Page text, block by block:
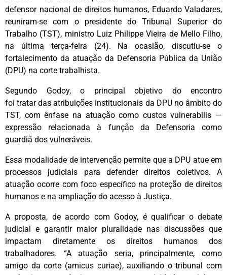
defensor nacional de direitos humanos, Eduardo Valadares,
reuniram-se com o presidente do Tribunal Superior do
Trabalho (TST), ministro Luiz Philippe Vieira de Mello Filho,
na última terça-feira (24). Na ocasião, discutiu-se o
fortalecimento da atuação da Defensoria Pública da União
(DPU) na corte trabalhista.
Segundo Godoy, o principal objetivo do encontro
foi tratar das atribuições institucionais da DPU no âmbito do
TST, com ênfase na atuação como custos vulnerabilis —
expressão relacionada à função da Defensoria como
guardiã dos vulneráveis.
Essa modalidade de intervenção permite que a DPU atue em
processos judiciais para defender direitos coletivos. A
atuação ocorre com foco específico na proteção de direitos
humanos e na ampliação do acesso à Justiça.
A proposta, de acordo com Godoy, é qualificar o debate
judicial e garantir maior pluralidade nas discussões que
impactam diretamente os direitos humanos dos
trabalhadores. “A atuação seria, principalmente, como
amigo da corte (amicus curiae), auxiliando o tribunal com